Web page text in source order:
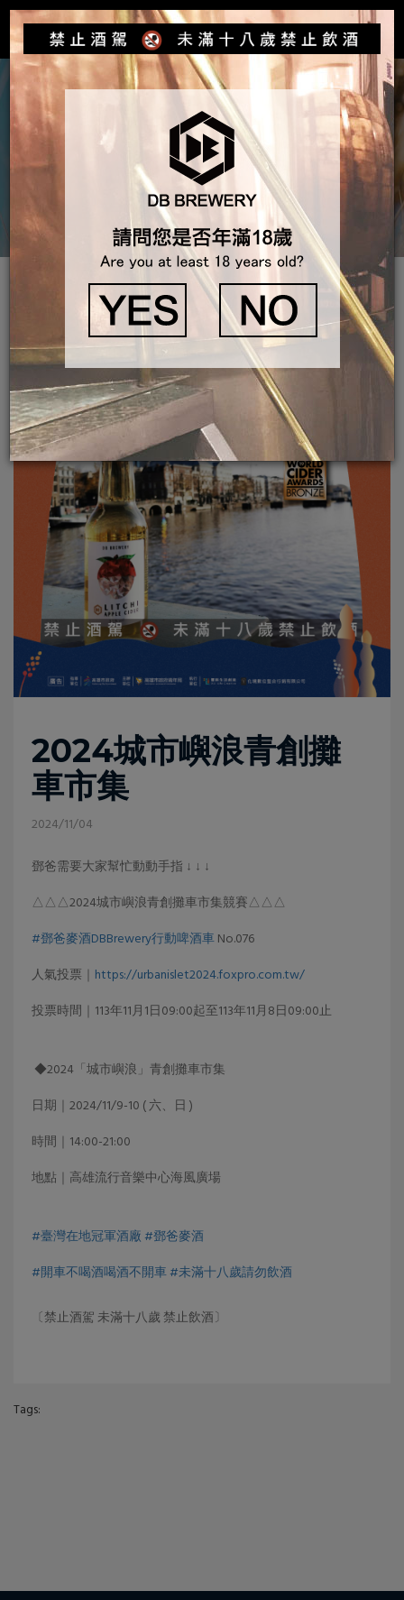
Toggle
產品介紹
活動好康報報
2024城市嶼浪青創攤車市集
2024城市嶼浪青創攤
車市集
2024/11/04
鄧爸需要大家幫忙動動手指 ↓ ↓ ↓
△△△2024城市嶼浪青創攤車市集競賽△△△
#鄧爸麥酒DBBrewery行動啤酒車No.076
人氣投票｜ https://urbanislet2024.foxpro.com.tw/
投票時間｜113年11月1日09:00起至113年11月8日09:00止
◆2024「城市嶼浪」青創攤車市集
日期｜2024/11/9-10 ( 六、日 )
時間｜14:00-21:00
地點｜高雄流行音樂中心海風廣場
#臺灣在地冠軍酒廠#鄧爸麥酒
#開車不喝酒喝酒不開車#未滿十八歲請勿飲酒
〔禁止酒駕 未滿十八歲 禁止飲酒〕
Tags: